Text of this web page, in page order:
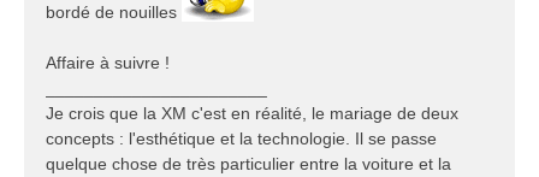
bordé de nouilles
Affaire à suivre !
Je crois que la XM c'est en réalité, le mariage de deux
concepts : l'esthétique et la technologie. Il se passe
quelque chose de très particulier entre la voiture et la